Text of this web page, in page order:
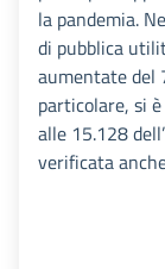
la pandemia.
di pubblica
aumentate del
particolare, si
alle 15.128
verificata